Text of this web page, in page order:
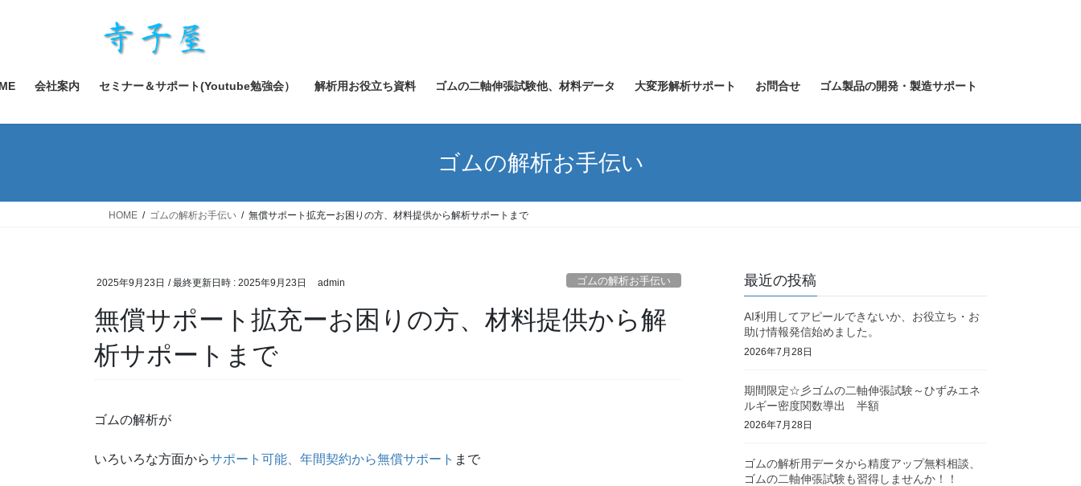
ツ
ス
シ
ン
会社案内 セミナー＆サポート(Youtube勉強会） 解析用お役立ち資料 ゴムの二軸伸張試験他、材料データ 大変形解析サポート お問合せ ゴム製品の開発・製造サポート
ゴムの解析お手伝い
HOME ゴムの解析お手伝い 無償サポート拡充ーお困りの方、材料提供から解析サポートまで
2025年9月23日 / 最終更新日時 : 2025年9月23日 admin ゴムの解析お手伝い
無償サポート拡充ーお困りの方、材料提供から解
析サポートまで
ゴムの解析が
いろいろな方面からサポート可能、年間契約から無償サポート まで
最近の投稿
AI利用してアピールできないか、お役立ち・お
助け情報発信始めました。
2026年7月28日
期間限定☆彡ゴムの二軸伸張試験～ひずみエネ
ルギー密度関数導出 半額
2026年7月28日
ゴムの解析用データから精度アップ無料相談、
ゴムの二軸伸張試験も習得しませんか！！